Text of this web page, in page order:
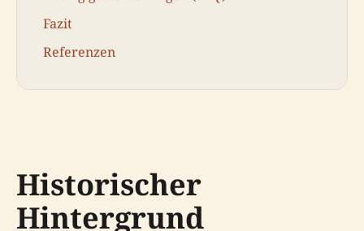
Fazit
Referenzen
Historischer
Hintergrund